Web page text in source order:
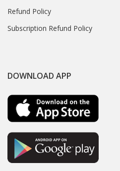
Refund Policy
Subscription Refund Policy
DOWNLOAD APP